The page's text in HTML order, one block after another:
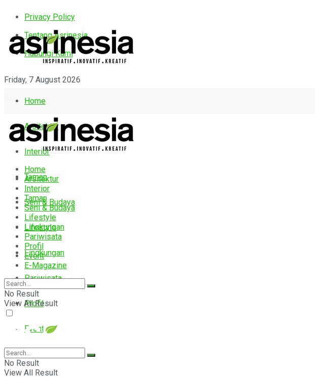
Privacy Policy
Tentang Asrinesia
Hubungi Kami
Friday, 7 August 2026
Home
Arsitektur
Interior
Taman
Seni & Budaya
Lifestyle
Lingkungan
Pariwisata
Profil
Event
E-Magazine
Home
Arsitektur
Interior
Taman
Seni & Budaya
Lifestyle
Lingkungan
Pariwisata
Profil
Event
E-Magazine
No Result
View All Result
No Result
View All Result